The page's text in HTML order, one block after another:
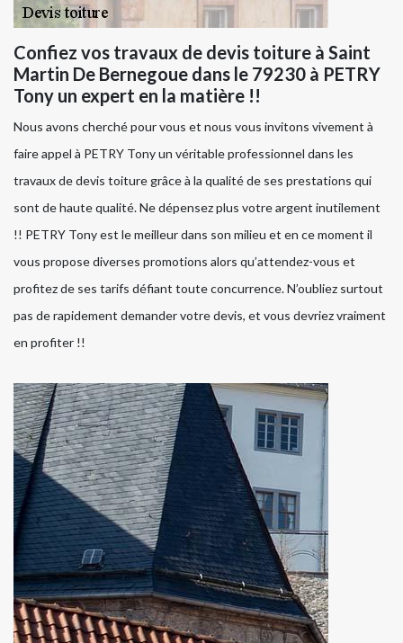
Confiez vos travaux de devis toiture à Saint
Martin De Bernegoue dans le 79230 à PETRY
Tony un expert en la matière !!
Nous avons cherché pour vous et nous vous invitons vivement à
faire appel à PETRY Tony un véritable professionnel dans les
travaux de devis toiture grâce à la qualité de ses prestations qui
sont de haute qualité. Ne dépensez plus votre argent inutilement
!! PETRY Tony est le meilleur dans son milieu et en ce moment il
vous propose diverses promotions alors qu’attendez-vous et
profitez de ses tarifs défiant toute concurrence. N’oubliez surtout
pas de rapidement demander votre devis, et vous devriez vraiment
en profiter !!